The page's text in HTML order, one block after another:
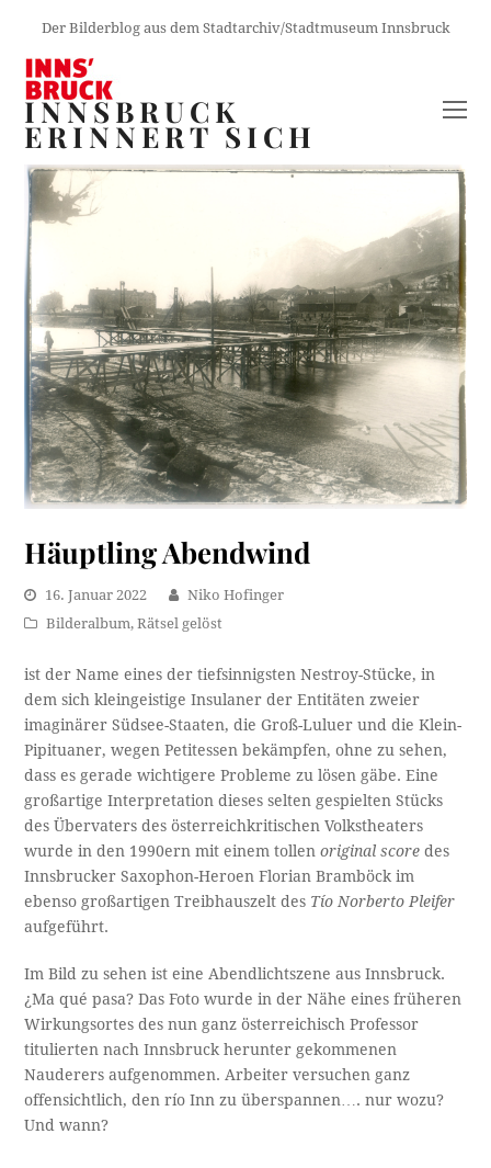
Der Bilderblog aus dem Stadtarchiv/Stadtmuseum Innsbruck
INNSBRUCK
ERINNERT SICH
Häuptling Abendwind
16. Januar 2022
Niko Hofinger
Bilderalbum,Rätsel gelöst
ist der Name eines der tiefsinnigsten Nestroy-Stücke, in
dem sich kleingeistige Insulaner der Entitäten zweier
imaginärer Südsee-Staaten, die Groß-Luluer und die Klein-
Pipituaner, wegen Petitessen bekämpfen, ohne zu sehen,
dass es gerade wichtigere Probleme zu lösen gäbe. Eine
großartige Interpretation dieses selten gespielten Stücks
des Übervaters des österreichkritischen Volkstheaters
wurde in den 1990ern mit einem tollenoriginal score des
Innsbrucker Saxophon-Heroen Florian Bramböck im
ebenso großartigen Treibhauszelt des Tío Norberto Pleifer
aufgeführt.
Im Bild zu sehen ist eine Abendlichtszene aus Innsbruck.
¿Ma qué pasa? Das Foto wurde in der Nähe eines früheren
Wirkungsortes des nun ganz österreichisch Professor
titulierten nach Innsbruck herunter gekommenen
Nauderers aufgenommen. Arbeiter versuchen ganz
offensichtlich, den río Inn zu überspannen…. nur wozu?
Und wann?